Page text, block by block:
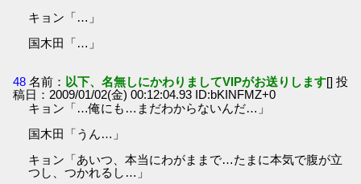
キョン「…」
国木田「…」
48 名前： 以下、名無しにかわりましてVIPがお送りします[] 投
稿日：2009/01/02(金) 00:12:04.93 ID:bKINFMZ+0
キョン「…俺にも…まだわからないんだ…」
国木田「うん…」
キョン「あいつ、本当にわがままで…たまに本気で腹が立
つし、つかれるし…」